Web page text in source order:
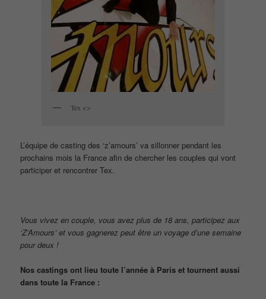
Tex <>
L’équipe de casting des ‘z’amours’ va sillonner pendant les
prochains mois la France afin de chercher les couples qui vont
participer et rencontrer Tex.
Vous vivez en couple, vous avez plus de 18 ans, participez aux
‘Z’Amours’ et vous gagnerez peut être un voyage d’une semaine
pour deux !
Nos castings ont lieu toute l’année à Paris et tournent aussi
dans toute la France :